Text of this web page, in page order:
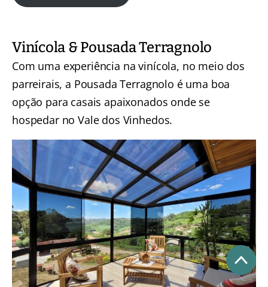
Vinícola & Pousada Terragnolo
Com uma experiência na vinícola, no meio dos
parreirais, a Pousada Terragnolo é uma boa
opção para casais apaixonados onde se
hospedar no Vale dos Vinhedos.